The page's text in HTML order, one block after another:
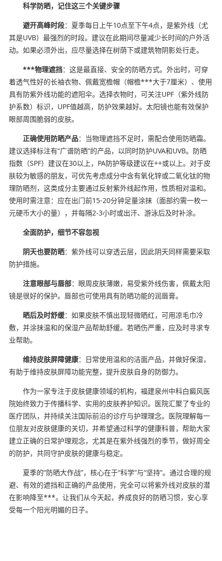
科学防晒，记住这三个关键步骤
避开高峰时段：夏季每日上午10点至下午4点，是紫外线（尤
其是UVB）最强烈的时段。建议在此期间尽量减少长时间的户外活
动。如果必须外出，应尽量选择在树荫下或建筑物阴影处行走。
***物理遮挡：这是最直接、安全的防晒方式。外出时，可穿
着透气性好的长袖衣物、佩戴宽檐帽（帽檐***大于7厘米）、使用
具有防紫外线功能的遮阳伞。选择衣物时，可关注UPF（紫外线防
护系数）标识，UPF值越高，防护效果越好。太阳镜也能有效保护
眼部周围脆弱的皮肤。
正确使用防晒产品：当物理遮挡不足时，需配合使用防晒霜。
建议选择标注有“广谱防晒”的产品，以同时防护UVA和UVB。防晒
指数（SPF）建议在30以上，PA防护等级建议在++或以上。对于皮
肤较为敏感的朋友，可优先考虑成分中含有氧化锌或二氧化钛的物
理防晒剂，这类成分主要通过反射紫外线起作用，性质相对温和。
使用时需注意：应在出门前15-20分钟足量涂抹（面部约需一枚一
元硬币大小的量），并每隔2-3小时或出汗、游泳后及时补涂。
全面防护，细节不容忽视
阴天也要防晒：紫外线可以穿透云层，因此阴天同样需要采取
防护措施。
注意眼部与唇部：眼周皮肤薄嫩，易受紫外线伤害，佩戴太阳
镜是很好的保护。唇部也可使用具有防晒功能的润唇膏。
晒后及时舒缓：如果皮肤不慎出现轻微晒红，可用凉毛巾冷
敷，并涂抹温和的保湿产品帮助舒缓。若晒伤严重，应及时寻求专
业帮助。
维持皮肤屏障健康：日常使用温和的洁面产品，并做好保湿，
有助于维持皮肤屏障功能完整，提升皮肤自身的防御力。
作为一家专注于皮肤健康领域的机构，福建泉州中科白癜风医
院始终致力于传播科学、实用的皮肤养护知识。医院汇聚了专业的
医疗团队，并持续关注国际前沿的诊疗与护理理念。医院理解每一
位朋友对皮肤健康的关切，并希望通过科学的健康科普，帮助大家
建立正确的日常护理观念，尤其是在紫外线强烈的季节，做好周全
的防护，共同守护皮肤的健康与稳定。
夏季的“防晒大作战”，核心在于“科学”与“坚持”。通过合理的规
避、有效的遮挡和正确的产品使用，完全可以将紫外线对皮肤的潜
在影响降至***。让我们从今天起，养成良好的防晒习惯，安心享
受每一个阳光明媚的日子。